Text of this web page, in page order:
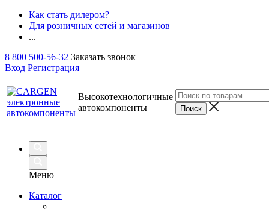
Как стать дилером?
Для розничных сетей и магазинов
...
8 800 500-56-32 Заказать звонок
Вход Регистрация
Высокотехнологичные
автокомпоненты
Меню
Каталог